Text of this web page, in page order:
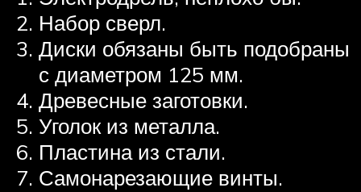
Набор сверл.
Диски обязаны быть подобраны
с диаметром 125 мм.
Древесные заготовки.
Уголок из металла.
Пластина из стали.
Самонарезающие винты.